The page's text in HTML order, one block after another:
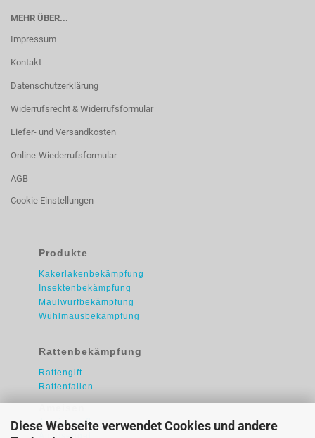
Diese Webseite verwendet Cookies und andere
MEHR ÜBER...
Impressum
Kontakt
Datenschutzerklärung
Widerrufsrecht & Widerrufsformular
Liefer- und Versandkosten
Online-Wiederrufsformular
AGB
Cookie Einstellungen
Produkte
Kakerlakenbekämpfung
Insektenbekämpfung
Maulwurfbekämpfung
Wühlmausbekämpfung
Rattenbekämpfung
Rattengift
Rattenfallen
Ameisengift
Ameisengel